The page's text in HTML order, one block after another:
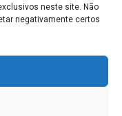
neste site. Não
negativamente certos
e não devem ser
Leia mais